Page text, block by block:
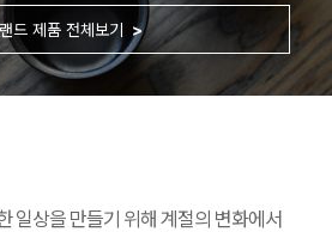
드 제품 전체보기
일상을 만들기 위해 계절의 변화에서